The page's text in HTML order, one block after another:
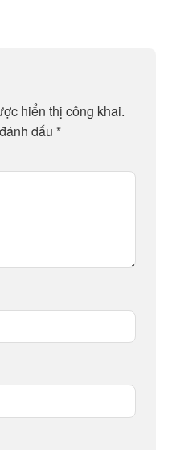
hiển thị công khai.
dấu *